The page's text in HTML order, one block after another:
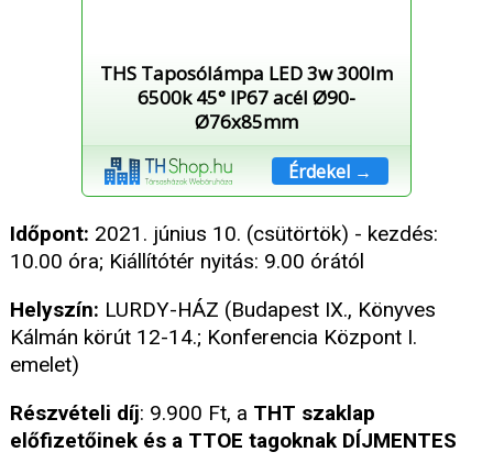
THS Taposólámpa LED 3w 300lm
6500k 45° IP67 acél Ø90-
Ø76x85mm
Érdekel →
Időpont: 2021. június 10. (csütörtök) - kezdés:
10.00 óra; Kiállítótér nyitás: 9.00 órától
Helyszín: LURDY-HÁZ (Budapest IX., Könyves
Kálmán körút 12-14.; Konferencia Központ I.
emelet)
Részvételi díj: 9.900 Ft, a THT szaklap
előfizetőinek és a TTOE tagoknak DÍJMENTES